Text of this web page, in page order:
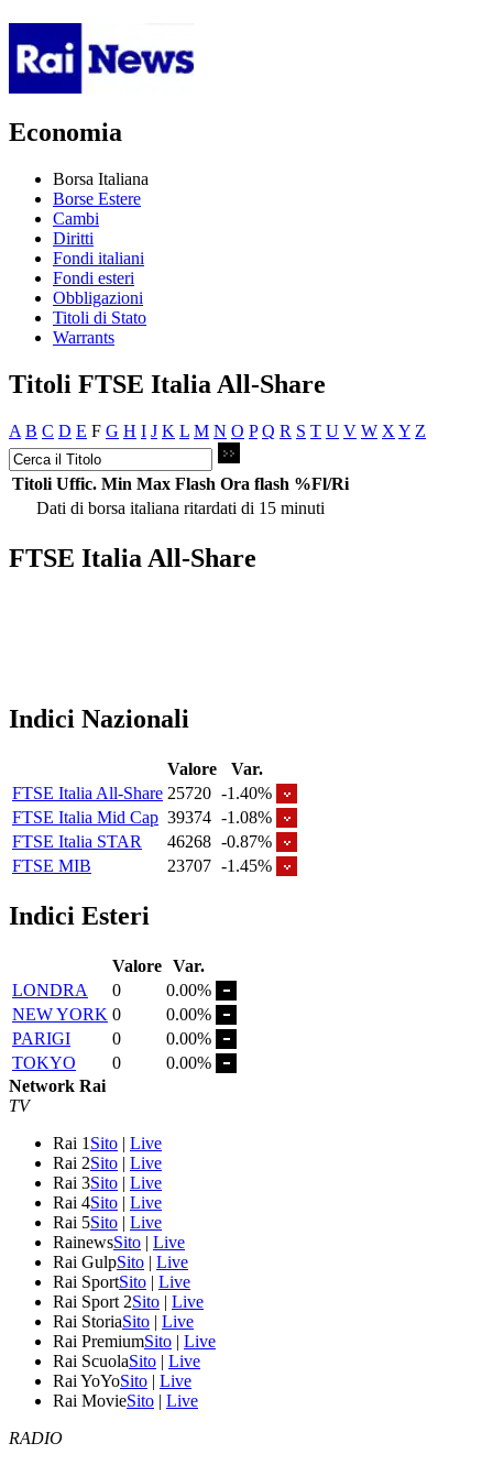
Economia
Borsa Italiana
Borse Estere
Cambi
Diritti
Fondi italiani
Fondi esteri
Obbligazioni
Titoli di Stato
Warrants
Titoli FTSE Italia All-Share
A B C D E F G H I J K L M N O P Q R S T U V W X Y Z
Titoli Uffic. Min Max Flash Ora flash %Fl/Ri
Dati di borsa italiana ritardati di 15 minuti
FTSE Italia All-Share
Indici Nazionali
Valore
Var.
FTSE Italia All-Share 25720 -1.40%
FTSE Italia Mid Cap 39374 -1.08%
FTSE Italia STAR
46268 -0.87%
FTSE MIB
23707 -1.45%
Indici Esteri
Valore Var.
LONDRA
0
0.00%
NEW YORK 0
0.00%
PARIGI
0
0.00%
TOKYO
0
0.00%
Network Rai
TV
Rai 1 Sito | Live
Rai 2Sito | Live
Rai 3Sito | Live
Rai 4Sito | Live
Rai 5Sito | Live
RainewsSito | Live
Rai GulpSito | Live
Rai SportSito | Live
Rai Sport 2Sito | Live
Rai StoriaSito | Live
Rai PremiumSito | Live
Rai ScuolaSito | Live
Rai YoYoSito | Live
Rai MovieSito | Live
RADIO